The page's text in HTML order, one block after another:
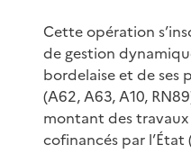
Cette opération
de gestion
bordelaise et de ses
(A62, A63, A10,
montant des travaux
cofinancés par l’État